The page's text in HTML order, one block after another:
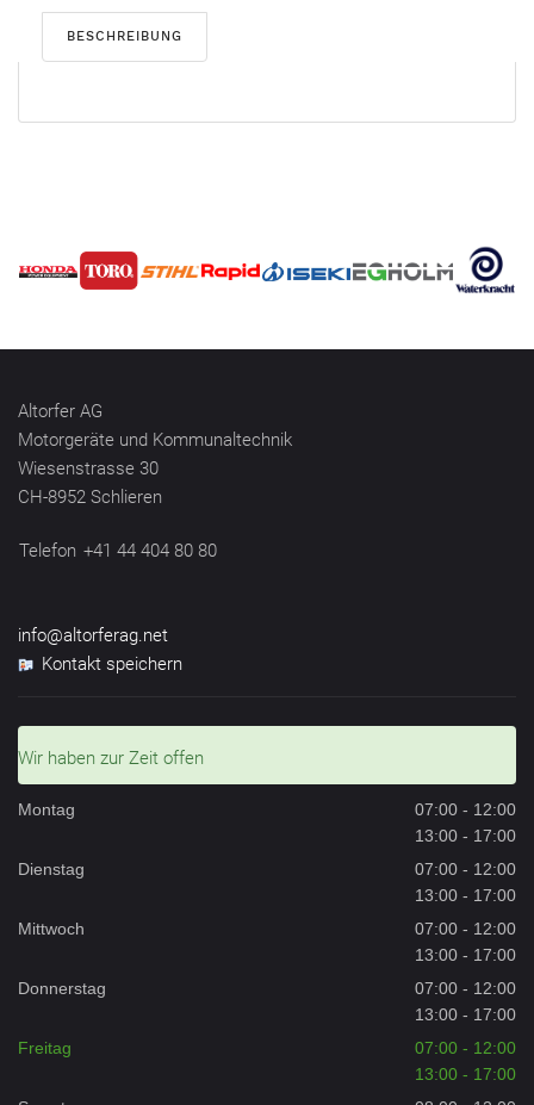
BESCHREIBUNG
Altorfer AG
Motorgeräte und Kommunaltechnik
Wiesenstrasse 30
CH-8952 Schlieren
Telefon +41 44 404 80 80
info@altorferag.net
Kontakt speichern
Wir haben zur Zeit offen
Montag
07:00 - 12:00
13:00 - 17:00
Dienstag
07:00 - 12:00
13:00 - 17:00
Mittwoch
07:00 - 12:00
13:00 - 17:00
Donnerstag
07:00 - 12:00
13:00 - 17:00
Freitag
07:00 - 12:00
13:00 - 17:00